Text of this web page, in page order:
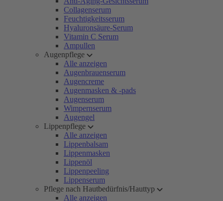
Collagenserum
Feuchtigkeitsserum
Hyaluronsäure-Serum
Vitamin C Serum
Ampullen
Augenpflege
Alle anzeigen
Augenbrauenserum
Augencreme
Augenmasken & -pads
Augenserum
Wimpernserum
Augengel
Lippenpflege
Alle anzeigen
Lippenbalsam
Lippenmasken
Lippenöl
Lippenpeeling
Lippenserum
Pflege nach Hautbedürfnis/Hauttyp
Alle anzeigen